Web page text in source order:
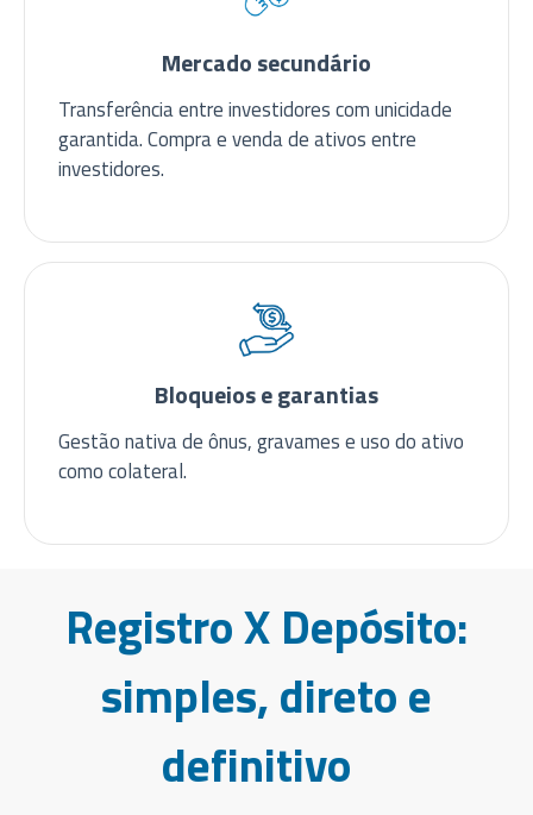
Mercado secundário
Transferência entre investidores com unicidade
garantida. Compra e venda de ativos entre
investidores.
Bloqueios e garantias
Gestão nativa de ônus, gravames e uso do ativo
como colateral.
Registro X Depósito:
simples, direto e
definitivo